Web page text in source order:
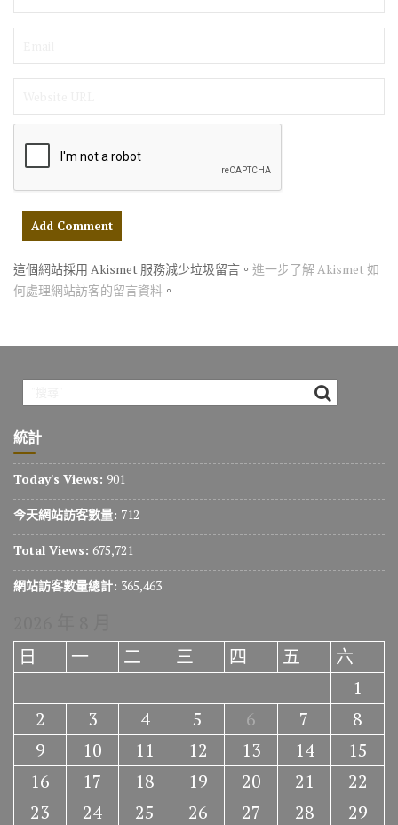
這個網站採用 Akismet 服務減少垃圾留言。 進一步了解 Akismet 如
何處理網站訪客的留言資料 。
統計
Today's Views: 901
今天網站訪客數量: 712
Total Views: 675,721
網站訪客數量總計: 365,463
日
一 二 三 四 五
六
1
2
3 4 5 6 7
8
9
10 11 12 13 14
15
16
17 18 19 20 21
22
23
24 25 26 27 28
29